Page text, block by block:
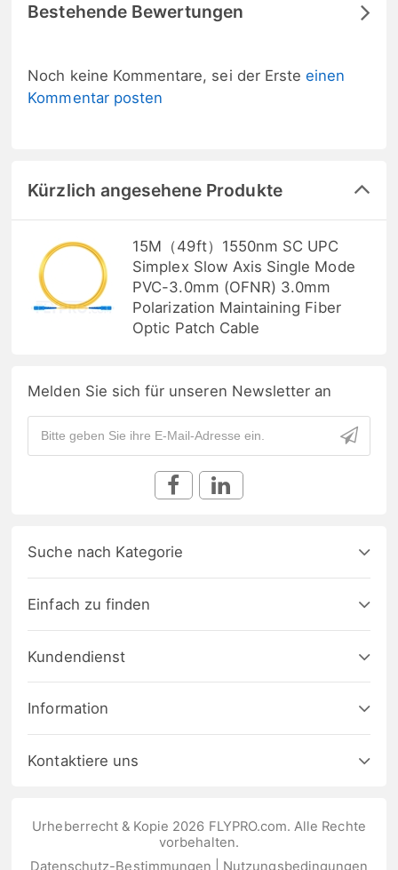
Bestehende Bewertungen
Noch keine Kommentare, sei der Ersteeinen
Kommentar posten
Kürzlich angesehene Produkte
15M（49ft）1550nm SC UPC
Simplex Slow Axis Single Mode
PVC-3.0mm (OFNR) 3.0mm
Polarization Maintaining Fiber
Optic Patch Cable
Melden Sie sich für unseren Newsletter an
Suche nach Kategorie
Einfach zu finden
Kundendienst
Information
Kontaktiere uns
Urheberrecht & Kopie 2026 FLYPRO.com. Alle Rechte
vorbehalten.
Datenschutz-Bestimmungen
Nutzungsbedingungen